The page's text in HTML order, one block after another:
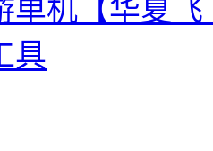
单机【华夏
具